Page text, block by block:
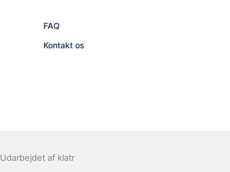
FAQ
Kontakt os
Udarbejdet af klatr